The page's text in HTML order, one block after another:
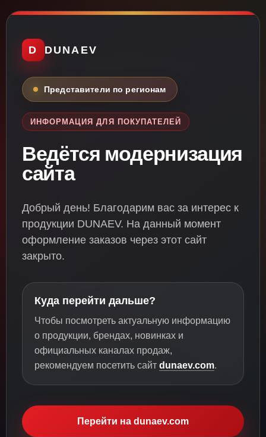
D DUNAEV
Представители по регионам
ИНФОРМАЦИЯ ДЛЯ ПОКУПАТЕЛЕЙ
Ведётся модернизация
сайта
Добрый день! Благодарим вас за интерес к
продукции DUNAEV. На данный момент
оформление заказов через этот сайт
закрыто.
Куда перейти дальше?
Чтобы посмотреть актуальную информацию
о продукции, брендах, новинках и
официальных каналах продаж,
рекомендуем посетить сайт dunaev.com.
Перейти на dunaev.com